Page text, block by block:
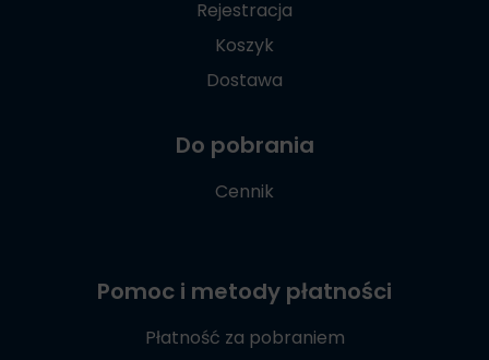
Rejestracja
Koszyk
Dostawa
Do pobrania
Cennik
Pomoc i metody płatności
Płatność za pobraniem